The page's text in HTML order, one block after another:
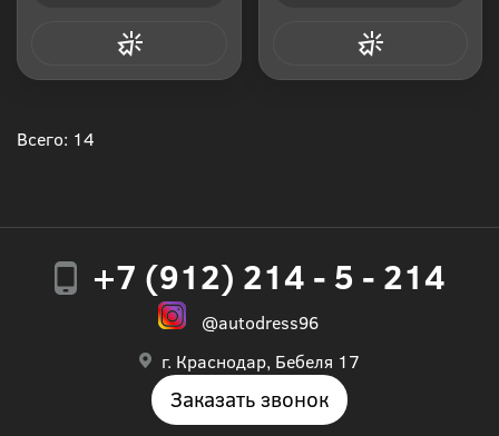
Всего: 14
+7 (912) 214 - 5 - 214
@autodress96
г. Краснодар, Бебеля 17
Заказать звонок